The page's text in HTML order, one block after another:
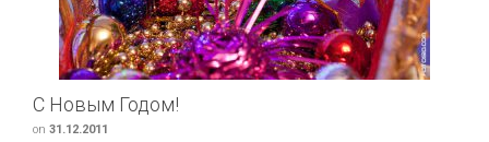
С Новым Годом!
on 31.12.2011